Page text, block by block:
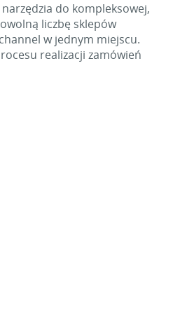
do kompleksowej,
liczbę sklepów
w jednym miejscu.
realizacji zamówień